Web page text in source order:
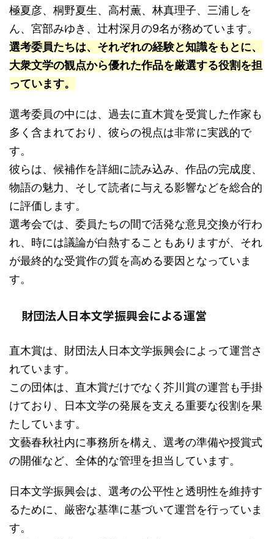
極夏彦、桐野夏生、高村薫、林真理子、三浦しを
ん、宮部みゆき、辻村深月の9名が務めています。
選考委員たちは、それぞれの経験と知識をもとに、
大衆文学の観点から優れた作品を厳選する役割を担
っています。
選考委員の中には、過去に直木賞を受賞した作家も
多く含まれており、彼らの視点は非常に実践的で
す。
彼らは、候補作を詳細に読み込み、作品の完成度、
物語の魅力、そして読者に与える影響などを総合的
に評価します。
選考会では、委員たちの間で活発な意見交換が行わ
れ、時には議論が白熱することもありますが、それ
が最終的な受賞作の質を高める要因となっていま
す。
財団法人日本文学振興会による運営
直木賞は、財団法人日本文学振興会によって運営さ
れています。
この団体は、直木賞だけでなく芥川賞の運営も手掛
けており、日本文学の発展を支える重要な役割を果
たしています。
文藝春秋社内に事務所を構え、選考の準備や授賞式
の開催など、全体的な管理を担当しています。
日本文学振興会は、選考の公平性と透明性を維持す
るために、厳密な基準に基づいて運営を行っていま
す。